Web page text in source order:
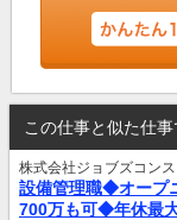
この仕事と似た仕
株式会社ジョブズコン
設備管理職◆オープ
700万も可◆年休最